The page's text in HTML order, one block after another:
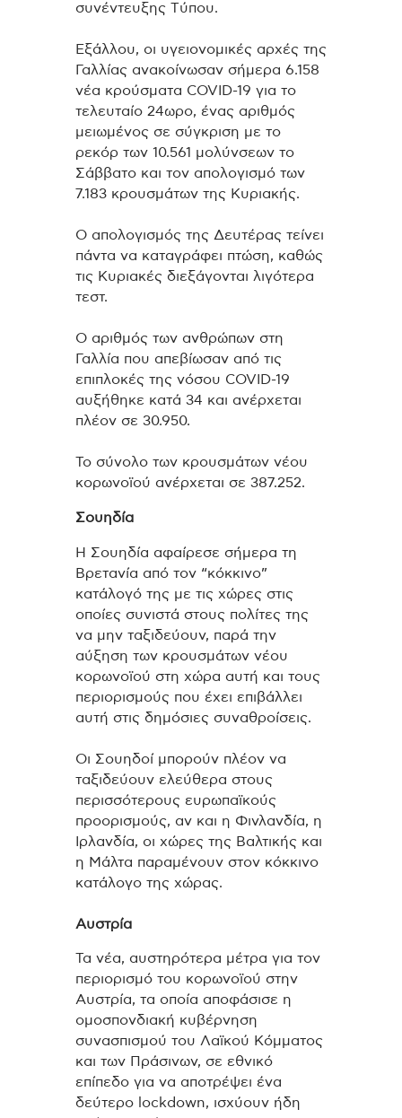
συνέντευξης Tύπου.
Εξάλλου, οι υγειονομικές αρχές της
Γαλλίας ανακοίνωσαν σήμερα 6.158
νέα κρούσματα COVID-19 για το
τελευταίο 24ωρο, ένας αριθμός
μειωμένος σε σύγκριση με το
ρεκόρ των 10.561 μολύνσεων το
Σάββατο και τον απολογισμό των
7.183 κρουσμάτων της Κυριακής.
Ο απολογισμός της Δευτέρας τείνει
πάντα να καταγράφει πτώση, καθώς
τις Κυριακές διεξάγονται λιγότερα
τεστ.
Ο αριθμός των ανθρώπων στη
Γαλλία που απεβίωσαν από τις
επιπλοκές της νόσου COVID-19
αυξήθηκε κατά 34 και ανέρχεται
πλέον σε 30.950.
Το σύνολο των κρουσμάτων νέου
κορωνοϊού ανέρχεται σε 387.252.
Σουηδία
Η Σουηδία αφαίρεσε σήμερα τη
Βρετανία από τον “κόκκινο”
κατάλογό της με τις χώρες στις
οποίες συνιστά στους πολίτες της
να μην ταξιδεύουν, παρά την
αύξηση των κρουσμάτων νέου
κορωνοϊού στη χώρα αυτή και τους
περιορισμούς που έχει επιβάλλει
αυτή στις δημόσιες συναθροίσεις.
Οι Σουηδοί μπορούν πλέον να
ταξιδεύουν ελεύθερα στους
περισσότερους ευρωπαϊκούς
προορισμούς, αν και η Φινλανδία, η
Ιρλανδία, οι χώρες της Βαλτικής και
η Μάλτα παραμένουν στον κόκκινο
κατάλογο της χώρας.
Αυστρία
Τα νέα, αυστηρότερα μέτρα για τον
περιορισμό του κορωνοϊού στην
Αυστρία, τα οποία αποφάσισε η
ομοσπονδιακή κυβέρνηση
συνασπισμού του Λαϊκού Κόμματος
και των Πράσινων, σε εθνικό
επίπεδο για να αποτρέψει ένα
δεύτερο lockdown, ισχύουν ήδη